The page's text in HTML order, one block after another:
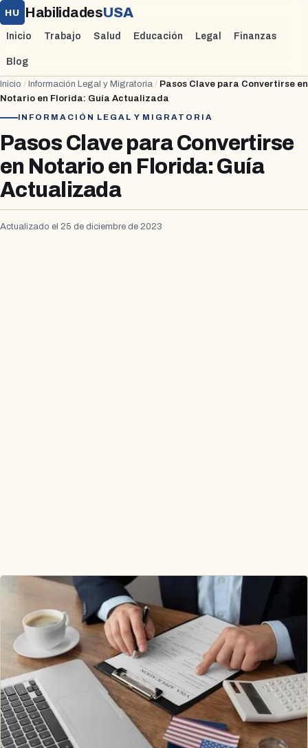
HU HabilidadesUSA
Inicio Trabajo Salud Educación Legal Finanzas
Blog
Inicio / Información Legal y Migratoria / Pasos Clave para Convertirse en
Notario en Florida: Guía Actualizada
INFORMACIÓN LEGAL Y MIGRATORIA
Pasos Clave para Convertirse
en Notario en Florida: Guía
Actualizada
Actualizado el 25 de diciembre de 2023